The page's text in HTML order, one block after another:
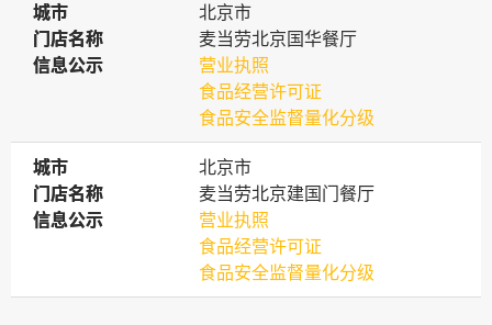
城市
城市
北京市
门店名称
门店名称
麦当劳北京国华餐厅
信息公示
信息公示
营业执照
食品经营许可证
食品安全监督量化分级
城市
城市
北京市
门店名称
门店名称
麦当劳北京建国门餐厅
信息公示
信息公示
营业执照
食品经营许可证
食品安全监督量化分级